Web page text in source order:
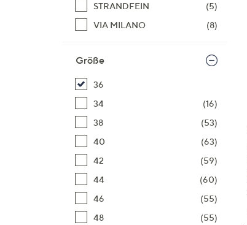
STRANDFEIN
(5)
VIA MILANO
(8)
Größe
36
34
(16)
38
(53)
40
(63)
42
(59)
44
(60)
46
(55)
48
(55)